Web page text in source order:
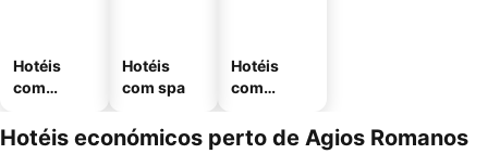
Hotéis
com
Hotéis
com spa
Hotéis
com
mento
Hotéis económicos perto de Agios Romanos